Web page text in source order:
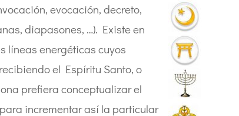
evocación, decreto,
diapasones, …). Existe en
líneas energéticas cuyos
el Espíritu Santo, o
prefiera conceptualizar el
incrementar así la particular